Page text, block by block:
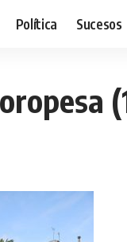
Política Sucesos